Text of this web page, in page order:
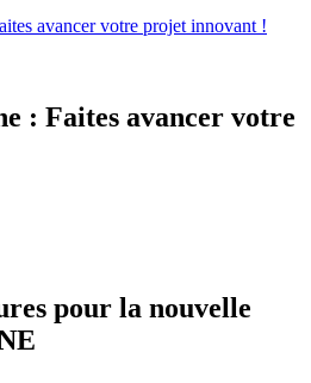
avancer votre projet innovant !
: Faites avancer votre
pour la nouvelle